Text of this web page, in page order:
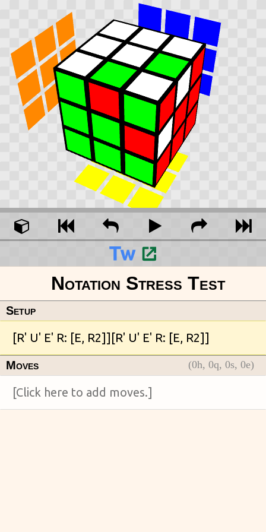
Setup
Moves (0h, 0q, 0s, 0e)